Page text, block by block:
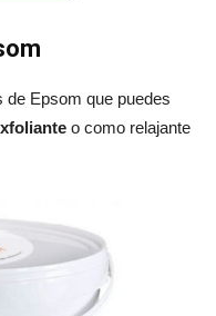
de Epsom que puedes
o como relajante